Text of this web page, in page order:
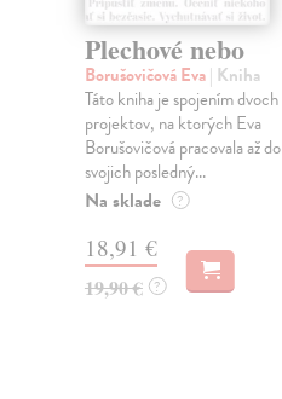
Plechové nebo
Borušovičová Eva| Kniha
Táto kniha je spojením dvoch
projektov, na ktorých Eva
Borušovičová pracovala až do
svojich posledný...
Na sklade ?
18,91 €
19,90 € ?